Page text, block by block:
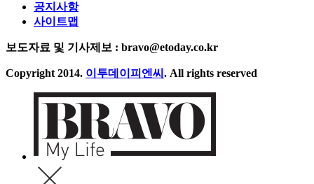
공지사항
사이트맵
보도자료 및 기사제보 : bravo@etoday.co.kr
Copyright 2014. 이투데이피엔씨 . All rights reserved